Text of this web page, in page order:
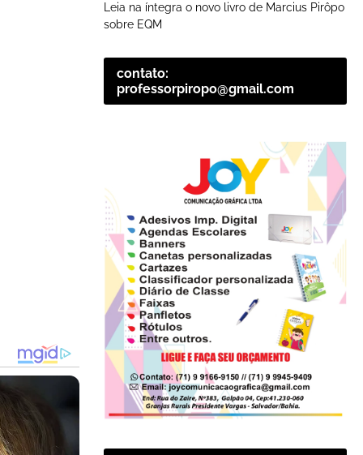
Leia na íntegra o novo livro de Marcius Pirôpo
sobre EQM
contato:
professorpiropo@gmail.com